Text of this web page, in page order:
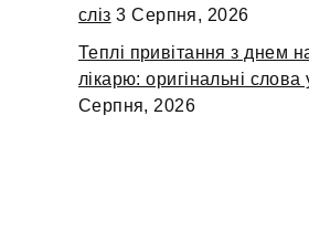
сліз 3 Серпня, 2026
Теплі привітання з днем
лікарю: оригінальні слова
Серпня, 2026